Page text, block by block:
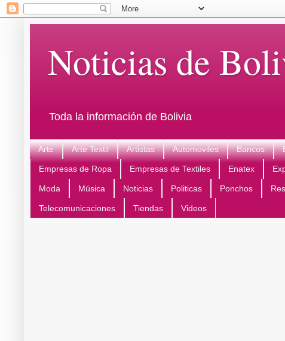
Noticias de
Toda la información de Bolivia
Arte Arte Textil Artistas Automoviles Bancos
Empresas de Ropa Empresas de Textiles Enatex
Moda Música Noticias Politicas Ponchos
Telecomunicaciones Tiendas Videos